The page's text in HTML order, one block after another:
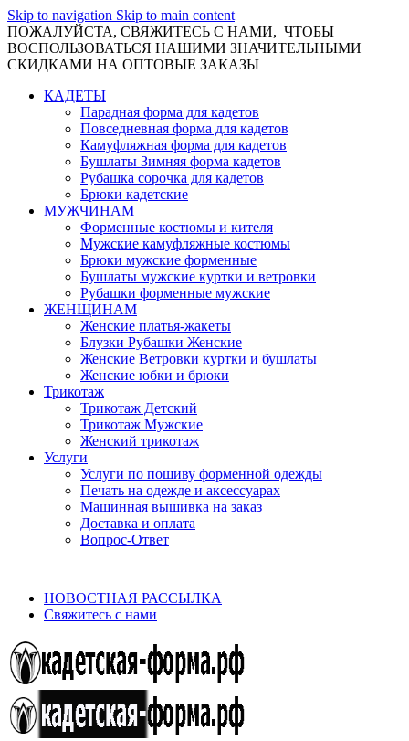
Skip to navigation Skip to main content
ПОЖАЛУЙСТА, СВЯЖИТЕСЬ С НАМИ, ЧТОБЫ
ВОСПОЛЬЗОВАТЬСЯ НАШИМИ ЗНАЧИТЕЛЬНЫМИ
СКИДКАМИ НА ОПТОВЫЕ ЗАКАЗЫ
КАДЕТЫ
Парадная форма для кадетов
Повседневная форма для кадетов
Камуфляжная форма для кадетов
Бушлаты Зимняя форма кадетов
Рубашка сорочка для кадетов
Брюки кадетские
МУЖЧИНАМ
Форменные костюмы и кителя
Мужские камуфляжные костюмы
Брюки мужские форменные
Бушлаты мужские куртки и ветровки
Рубашки форменные мужские
ЖЕНЩИНАМ
Женские платья-жакеты
Блузки Рубашки Женские
Женские Ветровки куртки и бушлаты
Женские юбки и брюки
Трикотаж
Трикотаж Детский
Трикотаж Мужские
Женский трикотаж
Услуги
Услуги по пошиву форменной одежды
Печать на одежде и аксессуарах
Машинная вышивка на заказ
Доставка и оплата
Вопрос-Ответ
НОВОСТНАЯ РАССЫЛКА
Свяжитесь с нами